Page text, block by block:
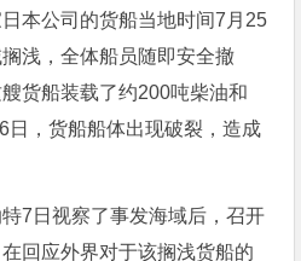
公司的货船当地时间7月25
浅，全体船员随即安全撤
货船装载了约200吨柴油和
日，货船船体出现破裂，造成
日视察了事发海域后，召开
回应外界对于该搁浅货船的